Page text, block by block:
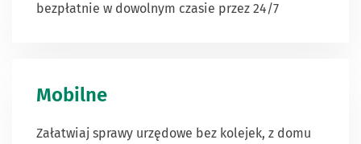
bezpłatnie w dowolnym czasie przez 24/7
Mobilne
Załatwiaj sprawy urzędowe bez kolejek, z domu